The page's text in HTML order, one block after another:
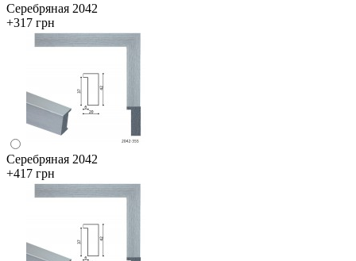
Серебряная 2042
+317 грн
Серебряная 2042
+417 грн